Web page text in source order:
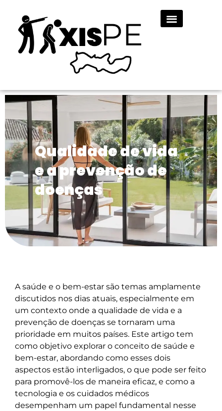
Qualidade de vida
e a prevenção de
doenças
A saúde e o bem-estar são temas amplamente
discutidos nos dias atuais, especialmente em
um contexto onde a qualidade de vida e a
prevenção de doenças se tornaram uma
prioridade em muitos países. Este artigo tem
como objetivo explorar o conceito de saúde e
bem-estar, abordando como esses dois
aspectos estão interligados, o que pode ser feito
para promovê-los de maneira eficaz, e como a
tecnologia e os cuidados médicos
desempenham um papel fundamental nesse